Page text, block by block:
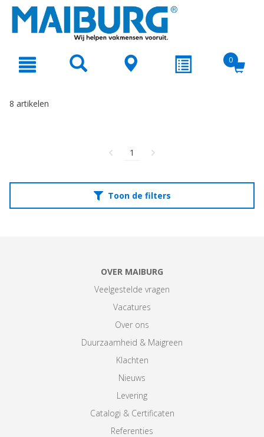
text.skipToNavigation
0
8 artikelen
1
Toon de filters
OVER MAIBURG
Veelgestelde vragen
Vacatures
Over ons
Duurzaamheid & Maigreen
Klachten
Nieuws
Levering
Catalogi & Certificaten
Referenties